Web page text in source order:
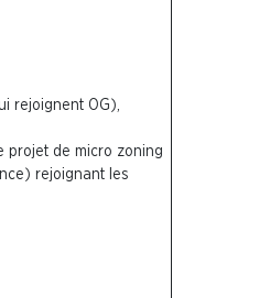
rejoignent OG),
projet de micro zoning
rejoignant les